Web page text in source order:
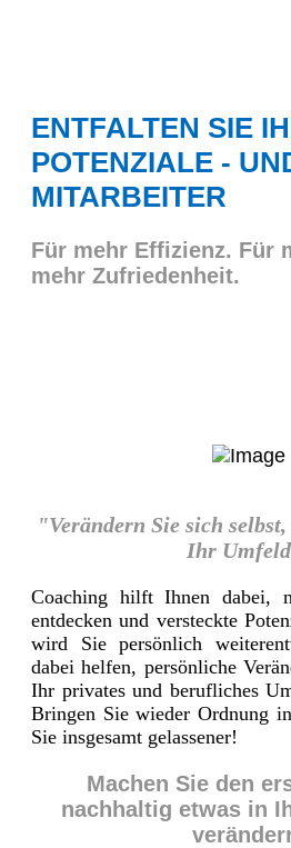
ENTFALTEN SIE
POTENZIALE -
MITARBEITER
Für mehr Effizienz. Für
mehr Zufriedenheit.
"Verändern Sie sich
Ihr
Coaching hilft Ihnen dabei,
entdecken und versteckte
wird Sie persönlich
dabei helfen, persönliche
Ihr privates und berufliches
Bringen Sie wieder Ordnung
Sie insgesamt gelassener!
Machen Sie den
nachhaltig etwas in